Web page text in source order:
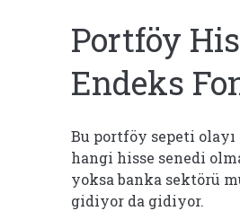
Portföy
Endeks
Bu portföy sepeti
hangi hisse senedi
yoksa banka sektörü
gidiyor da gidiyor.